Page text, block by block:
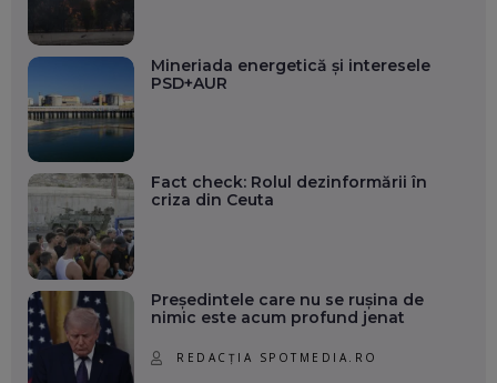
Mineriada energetică și interesele
PSD+AUR
Fact check: Rolul dezinformării în
criza din Ceuta
Președintele care nu se rușina de
nimic este acum profund jenat
REDACȚIA SPOTMEDIA.RO